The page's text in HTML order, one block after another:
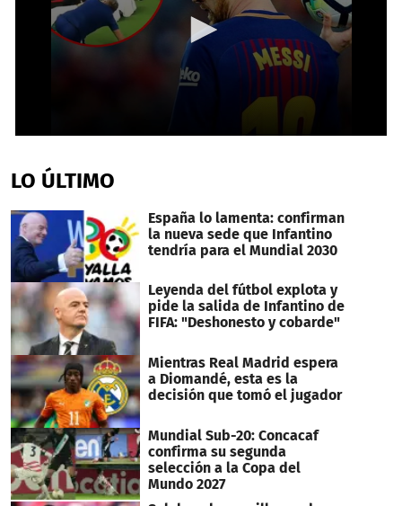
of
22
LO ÚLTIMO
España lo lamenta: confirman
la nueva sede que Infantino
tendría para el Mundial 2030
Leyenda del fútbol explota y
pide la salida de Infantino de
FIFA: "Deshonesto y cobarde"
Mientras Real Madrid espera
a Diomandé, esta es la
decisión que tomó el jugador
Mundial Sub-20: Concacaf
confirma su segunda
selección a la Copa del
Mundo 2027